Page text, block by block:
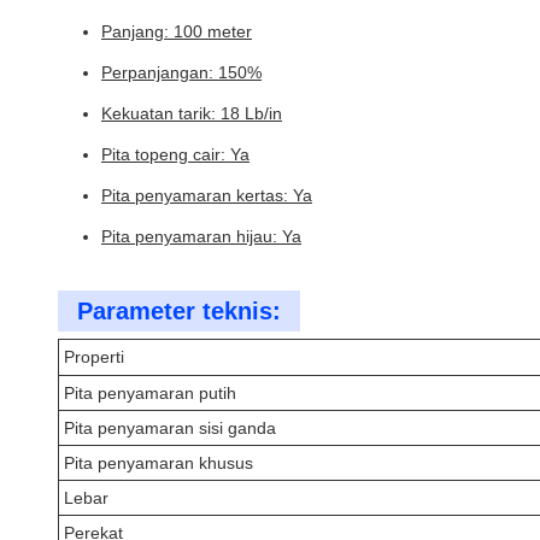
Panjang: 100 meter
Perpanjangan: 150%
Kekuatan tarik: 18 Lb/in
Pita topeng cair: Ya
Pita penyamaran kertas: Ya
Pita penyamaran hijau: Ya
Parameter teknis:
Properti
Pita penyamaran putih
Pita penyamaran sisi ganda
Pita penyamaran khusus
Lebar
Perekat